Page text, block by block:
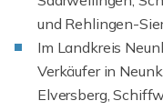
und Rehlingen-
Im Landkreis
Verkäufer in
Elversberg,